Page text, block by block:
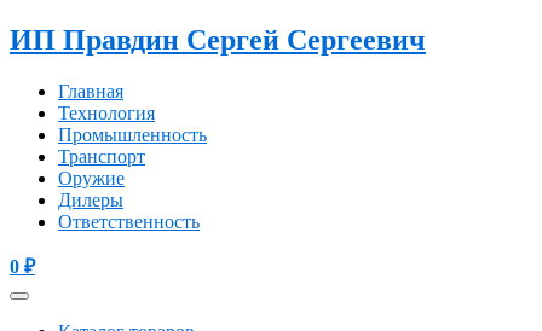
ИП Правдин Сергей Сергеевич
Главная
Технология
Промышленность
Транспорт
Оружие
Дилеры
Ответственность
0 ₽